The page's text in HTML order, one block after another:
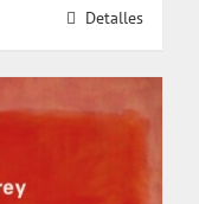
Detalles